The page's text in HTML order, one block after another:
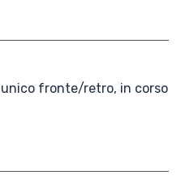
fronte/retro, in corso